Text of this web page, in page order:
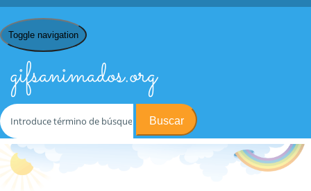
Toggle navigation
gifsanimados.org
Buscar
Inicio/
decoracion-y-adorno-imagen-
animada-0034